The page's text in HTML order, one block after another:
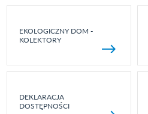
EKOLOGICZNY DOM -
KOLEKTORY
DEKLARACJA
DOSTĘPNOŚCI